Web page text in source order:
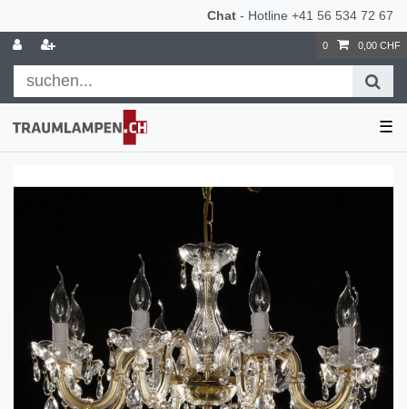
Chat - Hotline +41 56 534 72 67
0 0,00 CHF
☰